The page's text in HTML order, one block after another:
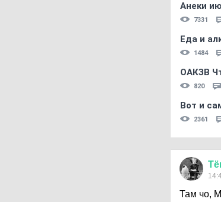
Анеки
7331
Еда и
1484
ОАКЗВ
820
Вот и
2361
Там чо,